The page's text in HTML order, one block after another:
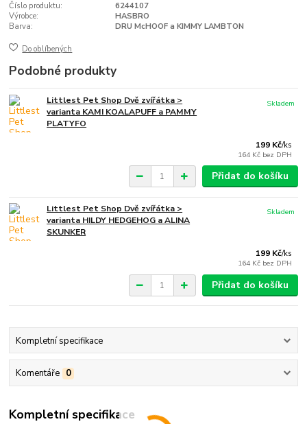
Číslo produktu:
6244107
Výrobce:
HASBRO
Barva:
DRU McHOOF a KIMMY LAMBTON
Do oblíbených
Podobné produkty
Littlest Pet Shop Dvě zvířátka >
varianta KAMI KOALAPUFF a PAMMY
PLATYFO
199 Kč/ks
164 Kč bez DPH
Skladem
Přidat do košíku
Littlest Pet Shop Dvě zvířátka >
varianta HILDY HEDGEHOG a ALINA
SKUNKER
199 Kč/ks
164 Kč bez DPH
Skladem
Přidat do košíku
Kompletní specifikace
Komentáře 0
Kompletní specifikace